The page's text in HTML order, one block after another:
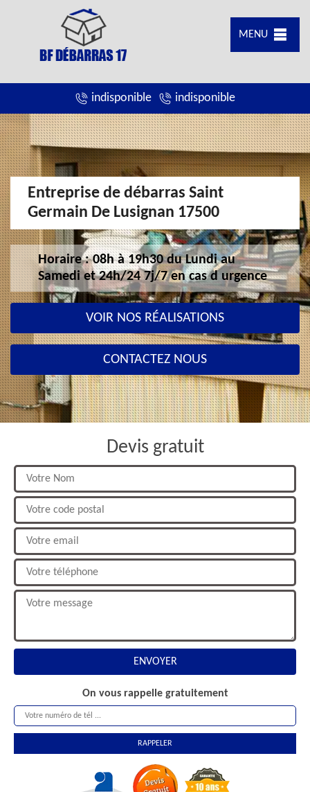
MENU
indisponible indisponible
Entreprise de débarras Saint
Germain De Lusignan 17500
Horaire : 08h à 19h30 du Lundi au
Samedi et 24h/24 7j/7 en cas d urgence
VOIR NOS RÉALISATIONS
CONTACTEZ NOUS
Devis gratuit
On vous rappelle gratuitement